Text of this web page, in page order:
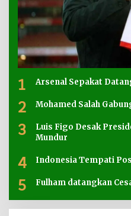
1 Arsenal Sepakat
2 Mohamed Salah
3
Luis Figo Desak
Mundur
4 Indonesia Tempati
5 Fulham datangkan